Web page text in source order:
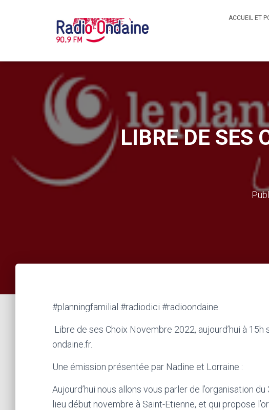
ACCUEIL ET
LIBRE DE SES
#planningfamilial #radiodici #radioondaine
Libre de ses Choix Novembre 2022, aujourd’hui à
ondaine.fr.
Une émission présentée par Nadine et Lorraine :
Aujourd’hui nous allons vous parler de l’organisation
lieu début novembre à Saint-Etienne, et qui propose